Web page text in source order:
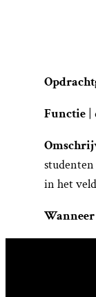
Functie
in het
Wanneer